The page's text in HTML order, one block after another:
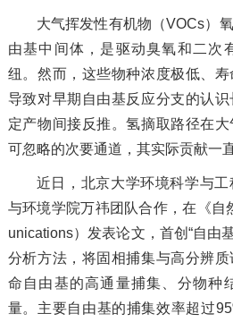
大气挥发性有机物（VOCs）
由基中间体，是驱动臭氧和二次
纽。然而，这些物种浓度极低、寿
导致对早期自由基反应分支的认
定产物间接反推。氢摘取路径在
可忽略的次要通道，其实际贡献一
近日，北京大学环境科学与
与环境学院万祎团队合作，在《自
unications）发表论文，首创“自由
分析方法，将固相捕集与高分辨
命自由基的高通量捕集、分物种
量。主要自由基的捕集效率超过